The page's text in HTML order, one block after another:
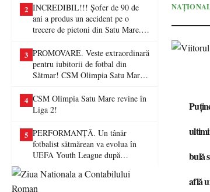
2 INCREDIBIL!!! Șofer de 90 de
ani a produs un accident pe o
trecere de pietoni din Satu Mare. O
3 PROMOVARE. Veste extraordinară
pentru iubitorii de fotbal din
Sătmar! CSM Olimpia Satu Mare
4 CSM Olimpia Satu Mare revine în
Liga 2!
5 PERFORMANȚĂ. Un tânăr
fotbalist sătmărean va evolua în
UEFA Youth League după
bulă
află